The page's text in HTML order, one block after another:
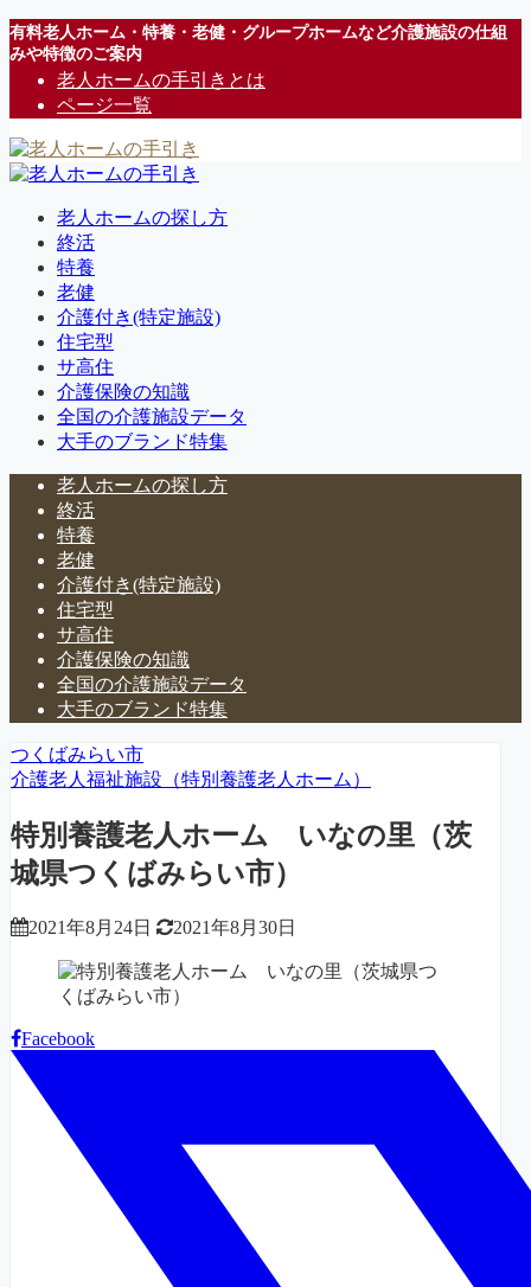
有料老人ホーム・特養・老健・グループホームなど介護施設の仕組
みや特徴のご案内
老人ホームの手引きとは
ページ一覧
老人ホームの探し方
終活
特養
老健
介護付き(特定施設)
住宅型
サ高住
介護保険の知識
全国の介護施設データ
大手のブランド特集
老人ホームの探し方
終活
特養
老健
介護付き(特定施設)
住宅型
サ高住
介護保険の知識
全国の介護施設データ
大手のブランド特集
つくばみらい市
介護老人福祉施設（特別養護老人ホーム）
特別養護老人ホーム いなの里（茨
城県つくばみらい市）
2021年8月24日 2021年8月30日
Facebook